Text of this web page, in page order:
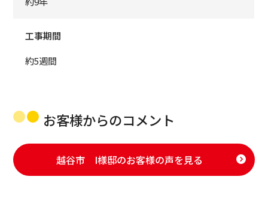
工事期間
約5週間
お客様からのコメント
越谷市 I様邸のお客様の声を見る